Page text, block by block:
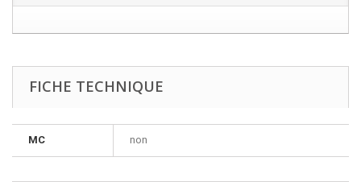
FICHE TECHNIQUE
MC non